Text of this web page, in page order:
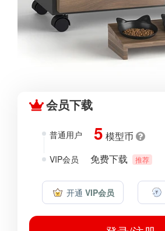
会员下载
普通用户 5 模型币
VIP会员 免费下载 推荐
开通 VIP会员